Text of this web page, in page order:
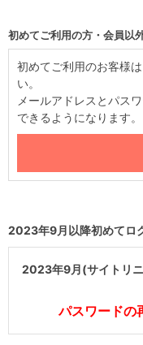
初めてご利用の方・会員以
初めてご利用のお客様
い。
メールアドレスとパス
できるようになります。
2023年9月以降初めてロ
2023年9月(サイトリ
パスワードの